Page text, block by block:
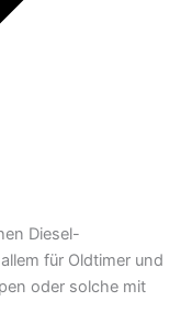
Diesel-
für Oldtimer und
oder solche mit